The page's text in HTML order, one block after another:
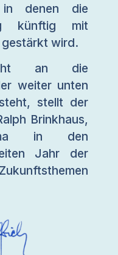
in denen die
künftig mit
gestärkt wird.
an die
weiter unten
stellt der
Brinkhaus,
in den
Jahr der